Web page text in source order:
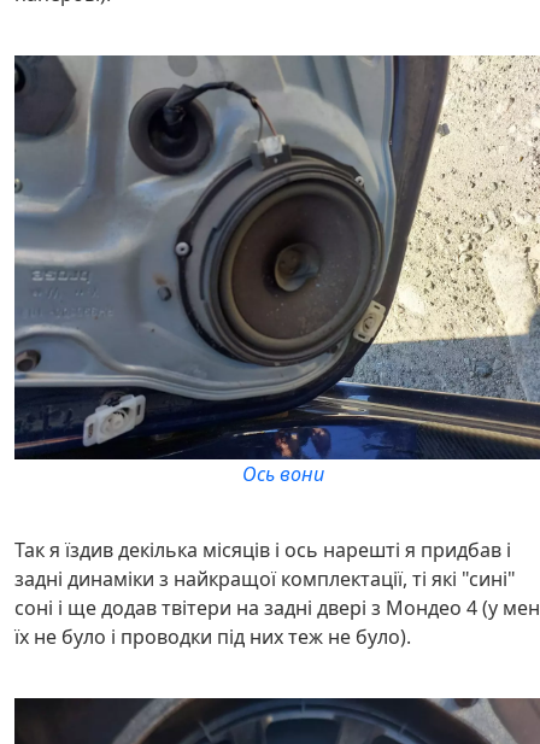
Ось вони
Так я їздив декілька місяців і ось нарешті я придбав і
задні динаміки з найкращої комплектації, ті які "сині"
соні і ще додав твітери на задні двері з Мондео 4 (у
їх не було і проводки під них теж не було).